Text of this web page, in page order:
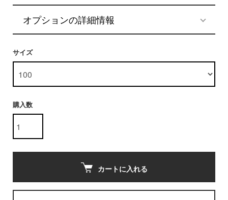
オプションの詳細情報
サイズ
購入数
カートに入れる